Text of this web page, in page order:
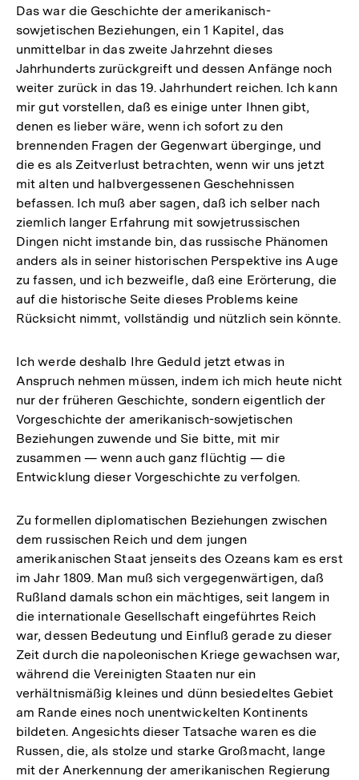
Das war die Geschichte der amerikanisch-
sowjetischen Beziehungen, ein 1 Kapitel, das
unmittelbar in das zweite Jahrzehnt dieses
Jahrhunderts zurückgreift und dessen Anfänge noch
weiter zurück in das 19. Jahrhundert reichen. Ich kann
mir gut vorstellen, daß es einige unter Ihnen gibt,
denen es lieber wäre, wenn ich sofort zu den
brennenden Fragen der Gegenwart überginge, und
die es als Zeitverlust betrachten, wenn wir uns jetzt
mit alten und halbvergessenen Geschehnissen
befassen. Ich muß aber sagen, daß ich selber nach
ziemlich langer Erfahrung mit sowjetrussischen
Dingen nicht imstande bin, das russische Phänomen
anders als in seiner historischen Perspektive ins Auge
zu fassen, und ich bezweifle, daß eine Erörterung, die
auf die historische Seite dieses Problems keine
Rücksicht nimmt, vollständig und nützlich sein könnte.
Ich werde deshalb Ihre Geduld jetzt etwas in
Anspruch nehmen müssen, indem ich mich heute nicht
nur der früheren Geschichte, sondern eigentlich der
Vorgeschichte der amerikanisch-sowjetischen
Beziehungen zuwende und Sie bitte, mit mir
zusammen — wenn auch ganz flüchtig — die
Entwicklung dieser Vorgeschichte zu verfolgen.
Zu formellen diplomatischen Beziehungen zwischen
dem russischen Reich und dem jungen
amerikanischen Staat jenseits des Ozeans kam es erst
im Jahr 1809. Man muß sich vergegenwärtigen, daß
Rußland damals schon ein mächtiges, seit langem in
die internationale Gesellschaft eingeführtes Reich
war, dessen Bedeutung und Einfluß gerade zu dieser
Zeit durch die napoleonischen Kriege gewachsen war,
während die Vereinigten Staaten nur ein
verhältnismäßig kleines und dünn besiedeltes Gebiet
am Rande eines noch unentwickelten Kontinents
bildeten. Angesichts dieser Tatsache waren es die
Russen, die, als stolze und starke Großmacht, lange
mit der Anerkennung der amerikanischen Regierung